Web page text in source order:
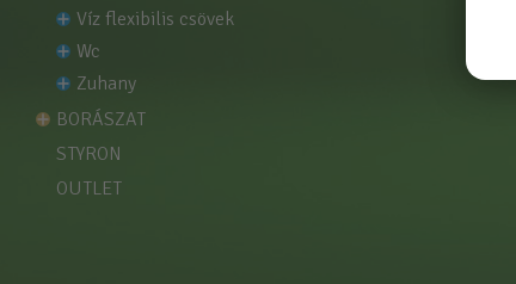
víz flexibilis csövek
wc
zuhany
BORÁSZAT
STYRON
OUTLET